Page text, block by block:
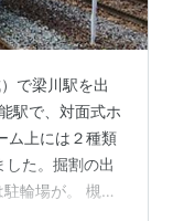
で梁川駅を出
駅で、対面式ホ
ム上には２種類
した。掘割の出
輪場が。 槻木